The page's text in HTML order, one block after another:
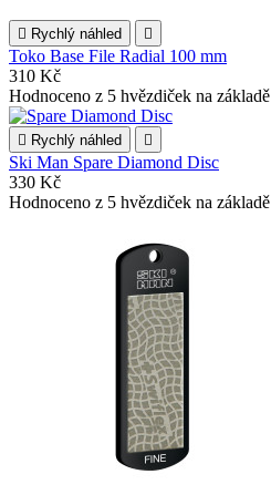
 Rychlý náhled 
Toko Base File Radial 100 mm
310 Kč
Hodnoceno z 5 hvězdiček na základě
 Rychlý náhled 
Ski Man Spare Diamond Disc
330 Kč
Hodnoceno z 5 hvězdiček na základě